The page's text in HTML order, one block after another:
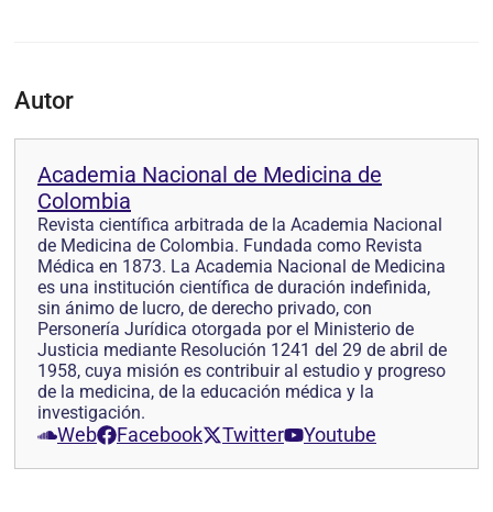
Autor
Academia Nacional de Medicina de
Colombia
Revista científica arbitrada de la Academia Nacional
de Medicina de Colombia. Fundada como Revista
Médica en 1873. La Academia Nacional de Medicina
es una institución científica de duración indefinida,
sin ánimo de lucro, de derecho privado, con
Personería Jurídica otorgada por el Ministerio de
Justicia mediante Resolución 1241 del 29 de abril de
1958, cuya misión es contribuir al estudio y progreso
de la medicina, de la educación médica y la
investigación.
Web Facebook Twitter Youtube